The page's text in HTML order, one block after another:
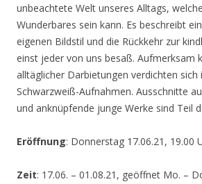
unbeachtete Welt unseres Alltags,
Wunderbares sein kann. Es beschreibt
eigenen Bildstil und die Rückkehr zur
einst jeder von uns besaß. Aufmerksam
alltäglicher Darbietungen verdichten sich
Schwarzweiß-Aufnahmen. Ausschnitte
und anknüpfende junge Werke sind Teil
Eröffnung: Donnerstag 17.06.21, 19.00
Zeit: 17.06. – 01.08.21, geöffnet Mo. –